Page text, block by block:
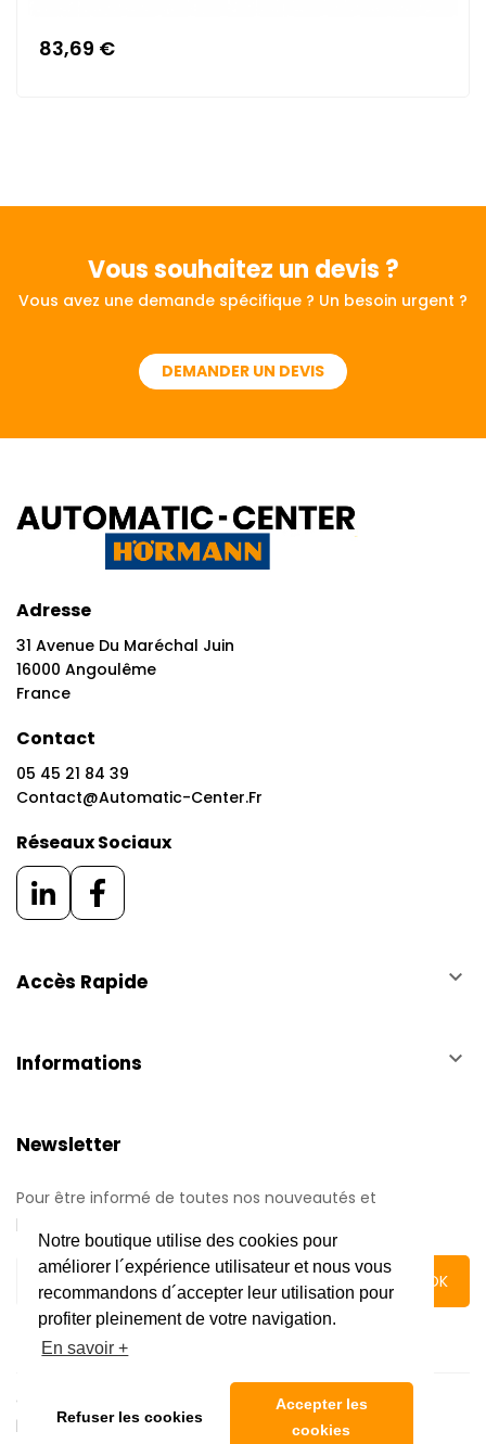
Notre boutique utilise des cookies pour
améliorer l´expérience utilisateur et nous vous
recommandons d´accepter leur utilisation pour
profiter pleinement de votre navigation.
En savoir +
Refuser les cookies
Accepter les
cookies
83,69 €
Vous souhaitez un devis ?
Vous avez une demande spécifique ? Un besoin urgent ?
DEMANDER UN DEVIS
Adresse
31 Avenue Du Maréchal Juin
16000 Angoulême
France
Contact
05 45 21 84 39
Contact@automatic-Center.fr
Réseaux Sociaux
Accès Rapide keyboard_arrow_down
Informations keyboard_arrow_down
Newsletter
Pour être informé de toutes nos nouveautés et
promotions.
Copyright © 2020 Automatic Center | Tous droits réservés
|
Mentions légales